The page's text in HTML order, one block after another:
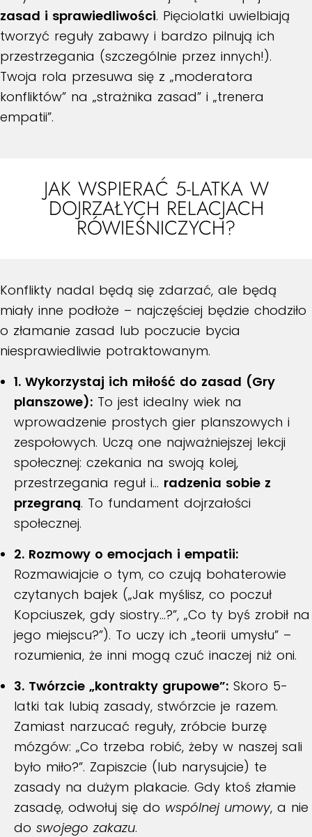
zasad i sprawiedliwości. Pięciolatki uwielbiają
tworzyć reguły zabawy i bardzo pilnują ich
przestrzegania (szczególnie przez innych!).
Twoja rola przesuwa się z „moderatora
konfliktów” na „strażnika zasad” i „trenera
empatii”.
JAK WSPIERAĆ 5-LATKA W
DOJRZAŁYCH RELACJACH
RÓWIEŚNICZYCH?
Konflikty nadal będą się zdarzać, ale będą
miały inne podłoże – najczęściej będzie chodziło
o złamanie zasad lub poczucie bycia
niesprawiedliwie potraktowanym.
1. Wykorzystaj ich miłość do zasad (Gry
planszowe): To jest idealny wiek na
wprowadzenie prostych gier planszowych i
zespołowych. Uczą one najważniejszej lekcji
społecznej: czekania na swoją kolej,
przestrzegania reguł i… radzenia sobie z
przegraną. To fundament dojrzałości
społecznej.
2. Rozmowy o emocjach i empatii:
Rozmawiajcie o tym, co czują bohaterowie
czytanych bajek („Jak myślisz, co poczuł
Kopciuszek, gdy siostry…?”, „Co ty byś zrobił na
jego miejscu?”). To uczy ich „teorii umysłu” –
rozumienia, że inni mogą czuć inaczej niż oni.
3. Twórzcie „kontrakty grupowe”: Skoro 5-
latki tak lubią zasady, stwórzcie je razem.
Zamiast narzucać reguły, zróbcie burzę
mózgów: „Co trzeba robić, żeby w naszej sali
było miło?”. Zapiszcie (lub narysujcie) te
zasady na dużym plakacie. Gdy ktoś złamie
zasadę, odwołuj się do wspólnej umowy, a nie
do swojego zakazu.